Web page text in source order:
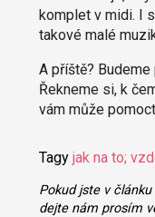
komplet v midi. I
takové malé
A příště?
Řekneme si, k
vám může
Tagy jak na to;
Pokud jste v
dejte nám prosím